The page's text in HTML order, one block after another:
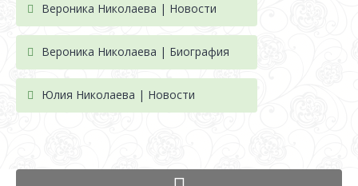
Вероника Николаева | Новости
Вероника Николаева | Биография
Юлия Николаева | Новости